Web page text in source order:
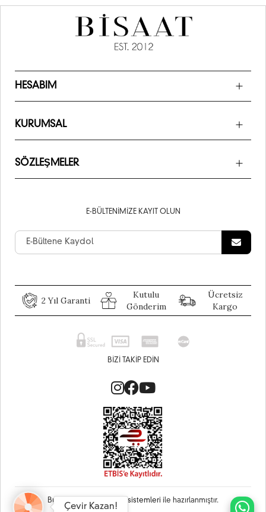
HESABIM
KURUMSAL
SÖZLEŞMELER
E-BÜLTENIMIZE KAYIT OLUN
2 Yıl Garanti
Kutulu
Gönderim
Ücretsiz
Kargo
BIZI TAKIP EDIN
Bu site Vikaon E-Ticaret sistemleri ile hazırlanmıştır.
Çevir Kazan!